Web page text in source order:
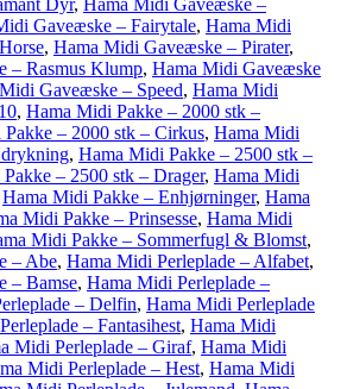
Dyr, Hama Midi Gaveæske –
Gaveæske – Fairytale, Hama Midi
, Hama Midi Gaveæske – Pirater,
– Rasmus Klump, Hama Midi Gaveæske
Gaveæske – Speed, Hama Midi
, Hama Midi Pakke – 2000 stk –
– 2000 stk – Cirkus, Hama Midi
, Hama Midi Pakke – 2500 stk –
– 2500 stk – Drager, Hama Midi
Hama Midi Pakke – Enhjørninger, Hama
Midi Pakke – Prinsesse, Hama Midi
Midi Pakke – Sommerfugl & Blomst,
– Abe, Hama Midi Perleplade – Alfabet,
– Bamse, Hama Midi Perleplade –
– Delfin, Hama Midi Perleplade
– Fantasihest, Hama Midi
Midi Perleplade – Giraf, Hama Midi
Midi Perleplade – Hest, Hama Midi